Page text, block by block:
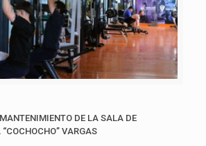
DE LA SALA DE
VARGAS